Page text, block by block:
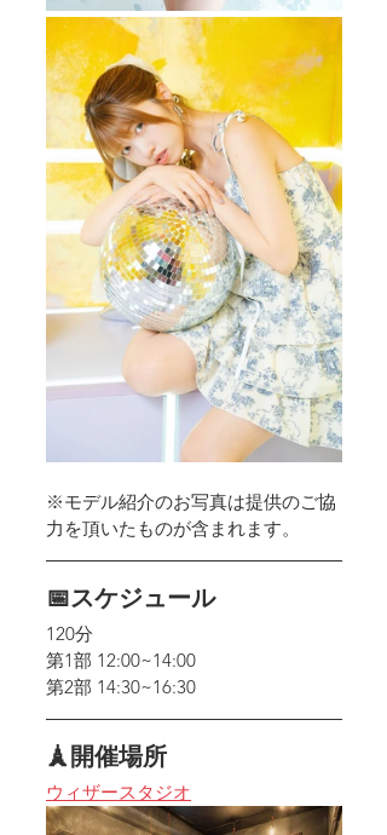
※モデル紹介のお写真は提供のご協
力を頂いたものが含まれます。
📅スケジュール
120分
第1部 12:00~14:00
第2部 14:30~16:30
🗼開催場所
ウィザースタジオ